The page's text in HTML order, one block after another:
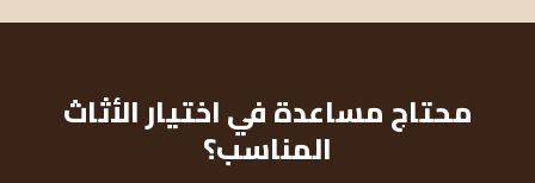
محتاج مساعدة في اختيار الأثاث
المناسب؟